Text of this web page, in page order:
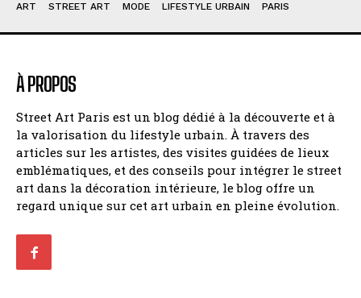
ART STREET ART MODE LIFESTYLE URBAIN PARIS
À PROPOS
Street Art Paris est un blog dédié à la découverte et à
la valorisation du lifestyle urbain. À travers des
articles sur les artistes, des visites guidées de lieux
emblématiques, et des conseils pour intégrer le street
art dans la décoration intérieure, le blog offre un
regard unique sur cet art urbain en pleine évolution.